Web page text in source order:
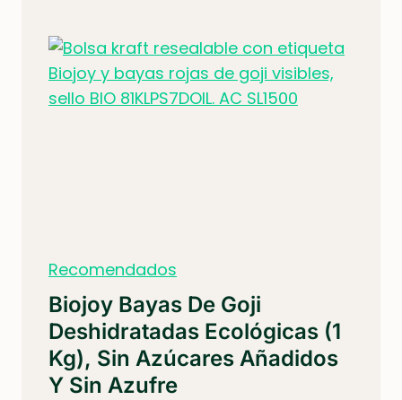
Recomendados
Biojoy Bayas De Goji
Deshidratadas Ecológicas (1
Kg), Sin Azúcares Añadidos
Y Sin Azufre